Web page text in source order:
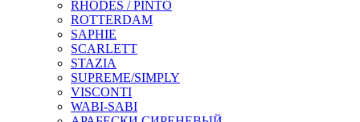
RHODES / PINTO
ROTTERDAM
SAPHIE
SCARLETT
STAZIA
SUPREME/SIMPLY
VISCONTI
WABI-SABI